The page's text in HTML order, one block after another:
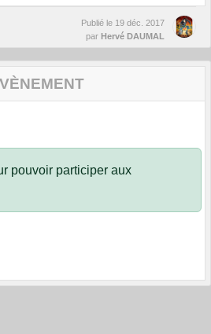
Publié le 19 déc. 2017
par Hervé DAUMAL
pouvoir participer aux